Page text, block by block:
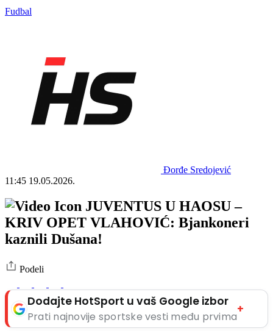
Fudbal
Đorđe Sredojević
11:45 19.05.2026.
JUVENTUS U HAOSU –
KRIV OPET VLAHOVIĆ: Bjankoneri
kaznili Dušana!
Podeli
Dodajte HotSport u vaš Google izbor
Prati najnovije sportske vesti među prvima
+